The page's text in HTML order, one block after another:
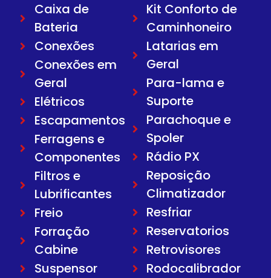
Caixa de
Bateria
Conexões
Conexões em
Geral
Elétricos
Escapamentos
Ferragens e
Componentes
Filtros e
Lubrificantes
Freio
Forração
Cabine
Suspensor
Kit Conforto de
Caminhoneiro
Latarias em
Geral
Para-lama e
Suporte
Parachoque e
Spoler
Rádio PX
Reposição
Climatizador
Resfriar
Reservatorios
Retrovisores
Rodocalibrador